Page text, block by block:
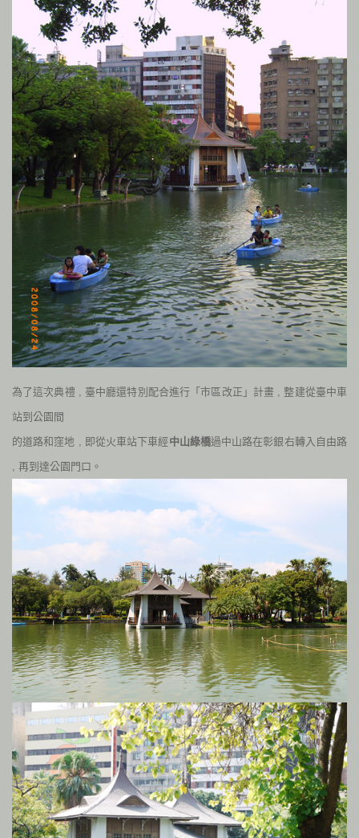
為了這次典禮 臺中廳還特別配合進行「市區改正」計畫 整建從臺中車
站到公園間
的道路和窪地 即從火車站下車經中山綠橋過中山路在彰銀右轉入自由路
再到達公園門口。